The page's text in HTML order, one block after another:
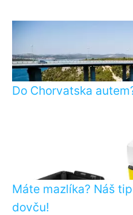
Do Chorvatska
Máte mazlíka? Náš
dovču!